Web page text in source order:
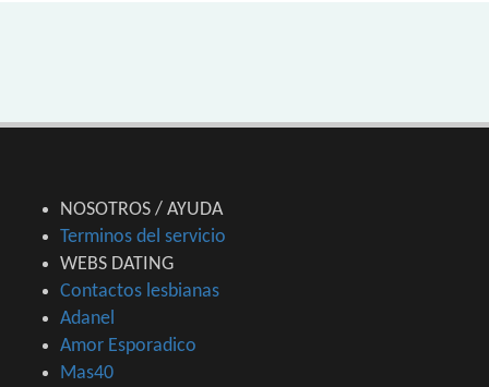
NOSOTROS / AYUDA
Terminos del servicio
WEBS DATING
Contactos lesbianas
Adanel
Amor Esporadico
Mas40